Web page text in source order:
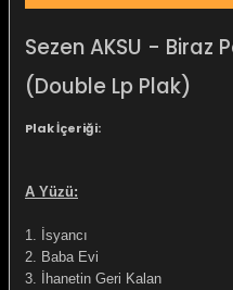
Sezen AKSU - Biraz
(Double Lp Plak)
Plak İçeriği:
A Yüzü:
1. İsyancı
2. Baba Evi
3. İhanetin Geri Kalan